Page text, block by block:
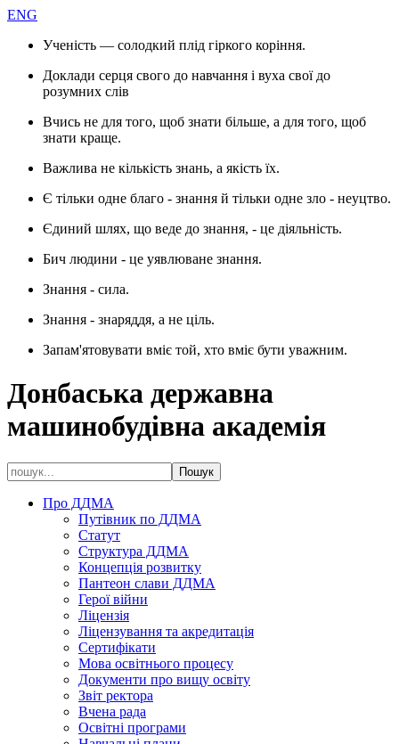
ENG
Ученість — солодкий плід гіркого коріння.
Доклади серця свого до навчання і вуха свої до
розумних слів
Вчись не для того, щоб знати більше, а для того, щоб
знати краще.
Важлива не кількість знань, а якість їх.
Є тільки одне благо - знання й тільки одне зло - неуцтво.
Єдиний шлях, що веде до знання, - це діяльність.
Бич людини - це уявлюване знання.
Знання - сила.
Знання - знаряддя, а не ціль.
Запам'ятовувати вміє той, хто вміє бути уважним.
Донбаська державна
машинобудівна академія
Про ДДМА
Путівник по ДДМА
Статут
Структура ДДМА
Концепція розвитку
Пантеон слави ДДМА
Герої війни
Ліцензія
Ліцензування та акредитація
Сертифікати
Мова освітнього процесу
Документи про вищу освіту
Звіт ректора
Вчена рада
Освітні програми